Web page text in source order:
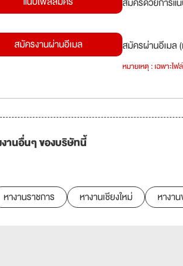
สมัครงานผ่านอีเมล สมัครผ่านอีเมล
หมายเหตุ : เฉพาะไ
านอื่นๆ ของบริษัทนี้
หางานราชการ หางานเชียงใหม่ หางา